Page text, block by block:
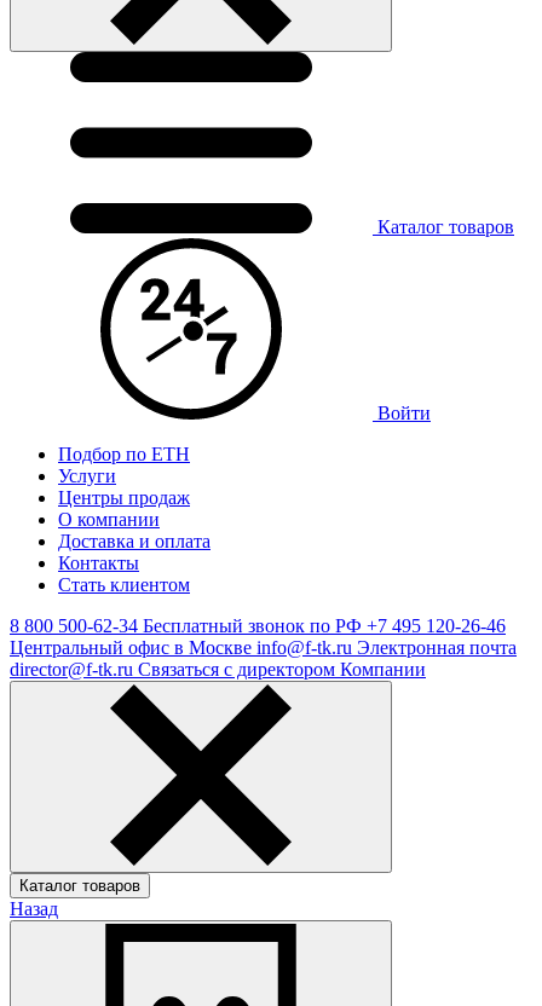
Каталог товаров
Войти
Подбор по ЕТН
Услуги
Центры продаж
О компании
Доставка и оплата
Контакты
Стать клиентом
8 800 500-62-34 Бесплатный звонок по РФ +7 495 120-26-46
Центральный офис в Москве info@f-tk.ru Электронная почта
director@f-tk.ru Связаться с директором Компании
Каталог товаров
Назад